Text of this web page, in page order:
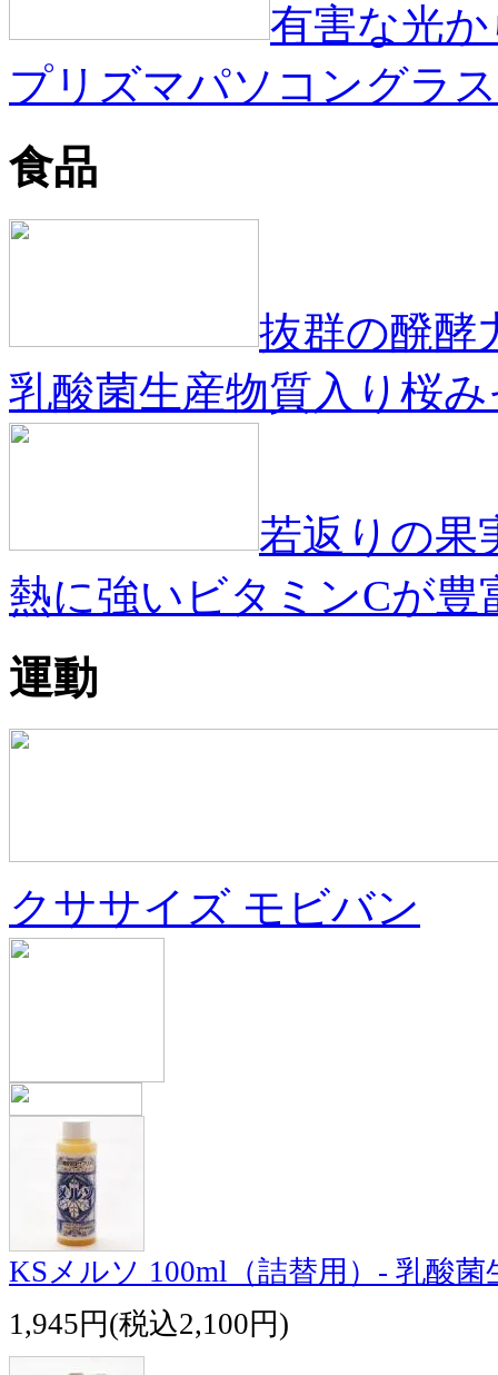
有害な光
プリズマパソコングラス
食品
抜群の醗
乳酸菌生産物質入り桜
若返りの果
熱に強いビタミンCが豊
運動
クササイズ モビバン
KSメルソ 100ml（詰替用）- 乳酸菌
1,945円(税込2,100円)